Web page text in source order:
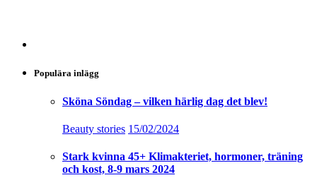
Populära inlägg
Sköna Söndag – vilken härlig dag det blev!
Beauty stories 15/02/2024
Stark kvinna 45+ Klimakteriet, hormoner, träning
och kost, 8-9 mars 2024